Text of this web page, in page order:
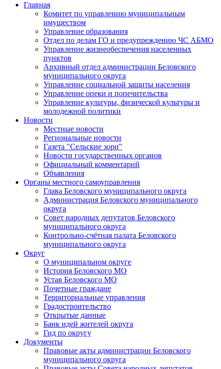
Главная
Комитет по управлению муниципальным
имуществом
Управление образования
Отдел по делам ГО и предупреждению ЧС АБМО
Управление жизнеобеспечения населенных
пунктов
Архивный отдел администрации Беловского
муниципального округа
Управление социальной защиты населения
Управление опеки и попечительства
Управление культуры, физической культуры и
молодежной политики
Новости
Местные новости
Региональные новости
Газета "Сельские зори"
Новости государственных органов
Официальный комментарий
Объявления
Органы местного самоуправления
Глава Беловского муниципального округа
Администрация Беловского муниципального
округа
Совет народных депутатов Беловского
муниципального округа
Контрольно-счётная палата Беловского
муниципального округа
Округ
О муниципальном округе
История Беловского МО
Устав Беловского МО
Почетные граждане
Территориальные управления
Градостроительство
Открытые данные
Банк идей жителей округа
Гид по округу
Документы
Правовые акты администрации Беловского
муниципального округа